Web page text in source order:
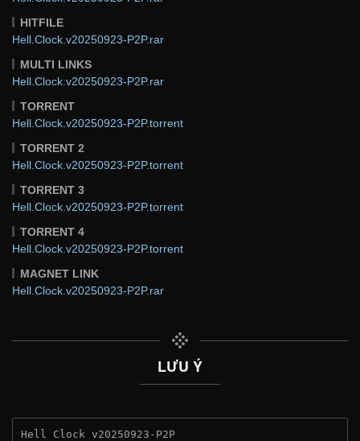
HITFILE
Hell.Clock.v20250923-P2P.rar
MULTI LINKS
Hell.Clock.v20250923-P2P.rar
TORRENT
Hell.Clock.v20250923-P2P.torrent
TORRENT 2
Hell.Clock.v20250923-P2P.torrent
TORRENT 3
Hell.Clock.v20250923-P2P.torrent
TORRENT 4
Hell.Clock.v20250923-P2P.torrent
MAGNET LINK
Hell.Clock.v20250923-P2P.rar
LƯU Ý
Hell Clock v20250923-P2P